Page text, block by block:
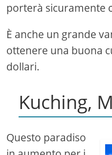
porterà sicuramente
È anche un grande
ottenere una buona
dollari.
Kuching,
Questo paradiso